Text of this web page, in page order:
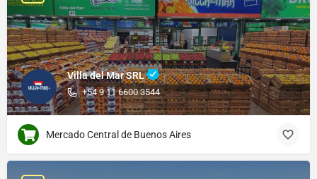
Villa del Mar SRL
+54 9 11 6600 3544
Mercado Central de Buenos Aires